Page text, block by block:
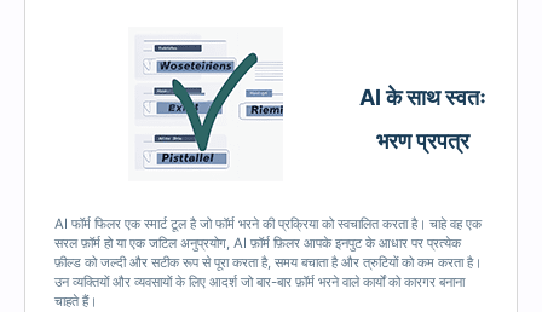
AI के साथ स्वतः
भरण प्रपत्र
AI फॉर्म फिलर एक स्मार्ट टूल है जो फॉर्म भरने की प्रक्रिया को स्वचालित करता है। चाहे वह एक
सरल फ़ॉर्म हो या एक जटिल अनुप्रयोग, AI फ़ॉर्म फ़िलर आपके इनपुट के आधार पर प्रत्येक
फ़ील्ड को जल्दी और सटीक रूप से पूरा करता है, समय बचाता है और त्रुटियों को कम करता है।
उन व्यक्तियों और व्यवसायों के लिए आदर्श जो बार-बार फ़ॉर्म भरने वाले कार्यों को कारगर बनाना
चाहते हैं।